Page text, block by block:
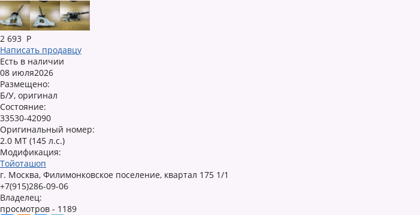
2 693 Р
Написать продавцу
Есть в наличии
08 июля2026
Размещено:
Б/У, оригинал
Состояние:
33530-42090
Оригинальный номер:
2.0 MT (145 л.с.)
Модификация:
Тойоташоп
г. Москва, Филимонковское поселение, квартал 175 1/1
+7(915)286-09-06
Владелец:
просмотров - 1189